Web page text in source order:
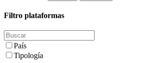
Filtro plataformas
País
Tipología